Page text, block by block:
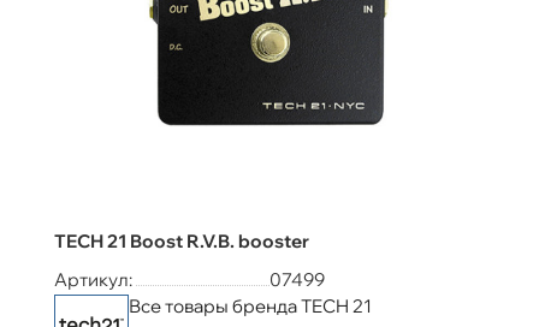
TECH 21 Boost R.V.B. booster
Артикул:
07499
Все товары бренда TECH 21